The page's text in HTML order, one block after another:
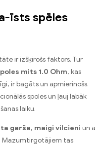
īsts spēles
ir izšķirošs faktors. Tur
mits 1.0 Ohm, kas
ir bagāts un apmierinošs.
spoles un ļauj labāk
laiku.
garša, maigi vilcieni un a
. Mazumtirgotājiem tas